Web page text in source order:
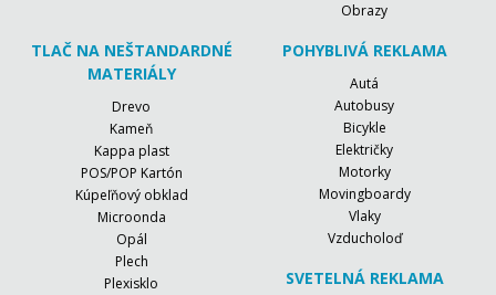
Obrazy
TLAČ NA NEŠTANDARDNÉ
MATERIÁLY
Drevo
Kameň
Kappa plast
POS/POP Kartón
Kúpeľňový obklad
Microonda
Opál
Plech
Plexisklo
POHYBLIVÁ REKLAMA
Autá
Autobusy
Bicykle
Električky
Motorky
Movingboardy
Vlaky
Vzducholoď
SVETELNÁ REKLAMA